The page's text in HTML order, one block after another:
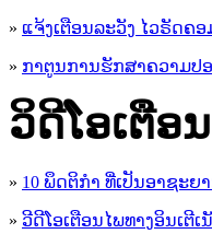
» ແຈ້ງເຕືອນລະວັງ ໄວຣັດຄອມ
» ກາຕູນການຮັກສາຄວາມປອ
ວິດີໂອເຕືອ
» 10 ພຶດຕິກໍາ ທີ່ເປັນອາຊະຍ
» ວີດີໂອເຕືອນໄພທາງອິນເຕີເ